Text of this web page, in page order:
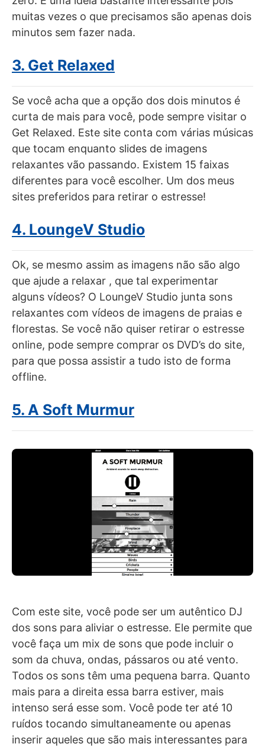
muitas vezes o que precisamos são apenas dois
minutos sem fazer nada.
3. Get Relaxed
Se você acha que a opção dos dois minutos é
curta de mais para você, pode sempre visitar o
Get Relaxed. Este site conta com várias músicas
que tocam enquanto slides de imagens
relaxantes vão passando. Existem 15 faixas
diferentes para você escolher. Um dos meus
sites preferidos para retirar o estresse!
4. LoungeV Studio
Ok, se mesmo assim as imagens não são algo
que ajude a relaxar , que tal experimentar
alguns vídeos? O LoungeV Studio junta sons
relaxantes com vídeos de imagens de praias e
florestas. Se você não quiser retirar o estresse
online, pode sempre comprar os DVD’s do site,
para que possa assistir a tudo isto de forma
offline.
5. A Soft Murmur
Com este site, você pode ser um autêntico DJ
dos sons para aliviar o estresse. Ele permite que
você faça um mix de sons que pode incluir o
som da chuva, ondas, pássaros ou até vento.
Todos os sons têm uma pequena barra. Quanto
mais para a direita essa barra estiver, mais
intenso será esse som. Você pode ter até 10
ruídos tocando simultaneamente ou apenas
inserir aqueles que são mais interessantes para